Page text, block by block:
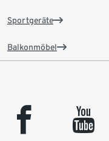
Sportgeräte
Balkonmöbel
facebook youtube